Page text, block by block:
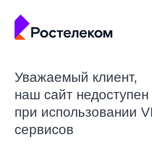
Уважаемый клиент,
наш сайт недоступен
при использовании
сервисов